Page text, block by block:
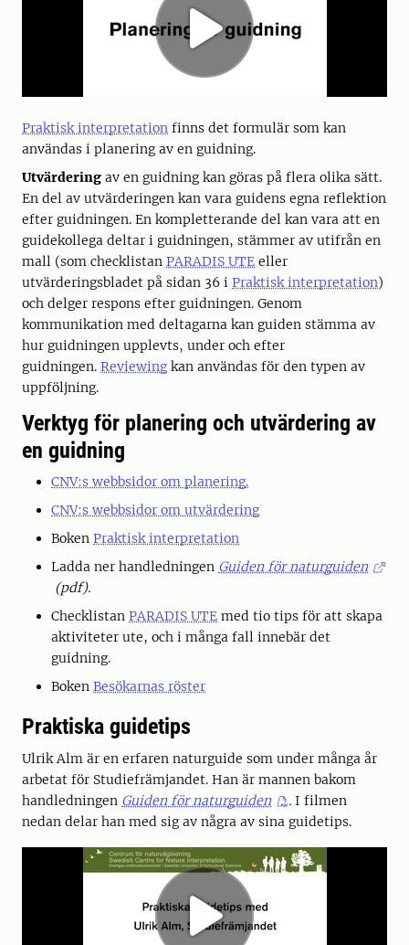
Praktisk interpretation finns det formulär som kan
användas i planering av en guidning.
Utvärdering av en guidning kan göras på flera olika sätt.
En del av utvärderingen kan vara guidens egna reflektion
efter guidningen. En kompletterande del kan vara att en
guidekollega deltar i guidningen, stämmer av utifrån en
mall (som checklistan PARADIS UTE eller
utvärderingsbladet på sidan 36 i Praktisk interpretation)
och delger respons efter guidningen. Genom
kommunikation med deltagarna kan guiden stämma av
hur guidningen upplevts, under och efter
guidningen. Reviewingkan användas för den typen av
uppföljning.
Verktyg för planering och utvärdering av
en guidning
CNV:s webbsidor om planering.
CNV:s webbsidor om utvärdering
Boken Praktisk interpretation
Ladda ner handledningen Guiden för naturguiden
(pdf).
Checklistan PARADIS UTE med tio tips för att skapa
aktiviteter ute, och i många fall innebär det
guidning.
Boken Besökarnas röster
Praktiska guidetips
Ulrik Alm är en erfaren naturguide som under många år
arbetat för Studiefrämjandet. Han är mannen bakom
handledningen Guiden för naturguiden . I filmen
nedan delar han med sig av några av sina guidetips.